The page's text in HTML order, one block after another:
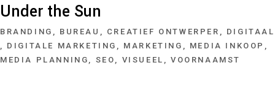
Under the Sun
BRANDING BUREAU CREATIEF ONTWERPER
DIGITAAL
DIGITALE MARKETING
MARKETING
MEDIA INKOOP
MEDIA PLANNING
SEO VISUEEL VOORNAAMST